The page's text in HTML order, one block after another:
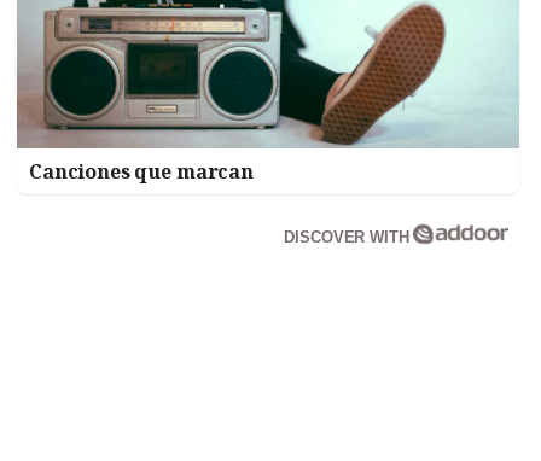
Canciones que marcan
DISCOVER WITH